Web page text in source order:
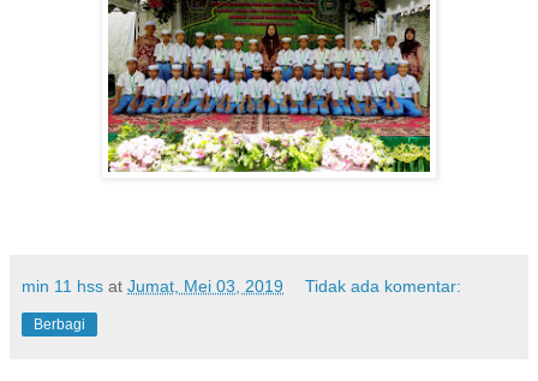
min 11 hss at Jumat, Mei 03, 2019 Tidak ada komentar:
Berbagi